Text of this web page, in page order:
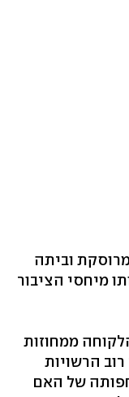
וביתה
מיחסי הציבור
ממחוזות
הרשויות
של האם